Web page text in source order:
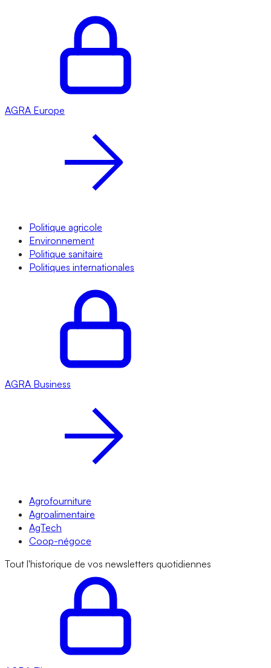
AGRA Europe
Politique agricole
Environnement
Politique sanitaire
Politiques internationales
AGRA Business
Agrofourniture
Agroalimentaire
AgTech
Coop-négoce
Tout l'historique de vos newsletters quotidiennes